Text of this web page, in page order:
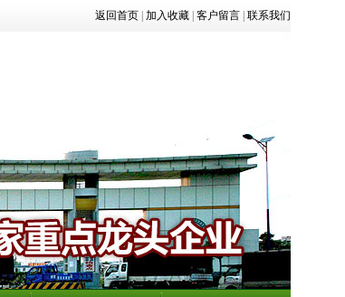
返回首页 加入收藏 客户留言 联系我们